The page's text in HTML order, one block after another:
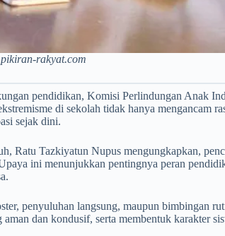
rakyat.com
pendidikan, Komisi Perlindungan Anak
di sekolah tidak hanya mengancam
sejak dini.
Ratu Tazkiyatun Nupus mengungkapkan,
ini menunjukkan pentingnya peran
penyuluhan langsung, maupun bimbingan
dan kondusif, serta membentuk karakter